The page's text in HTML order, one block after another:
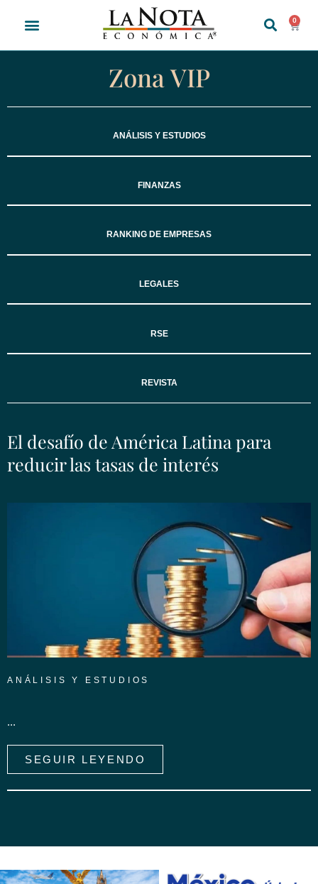
0
Zona VIP
ANÁLISIS Y ESTUDIOS
FINANZAS
RANKING DE EMPRESAS
LEGALES
RSE
REVISTA
El desafío de América Latina para
reducir las tasas de interés
ANÁLISIS Y ESTUDIOS
...
SEGUIR LEYENDO